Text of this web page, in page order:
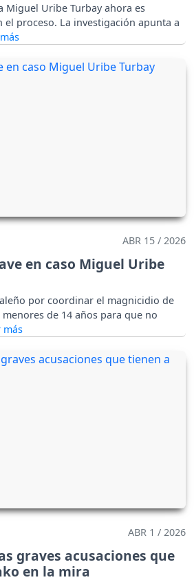
Miguel Uribe Turbay ahora es
el proceso. La investigación apunta a
ABR 15 / 2026
en caso Miguel Uribe
por coordinar el magnicidio de
de 14 años para que no
ABR 1 / 2026
graves acusaciones que
en la mira